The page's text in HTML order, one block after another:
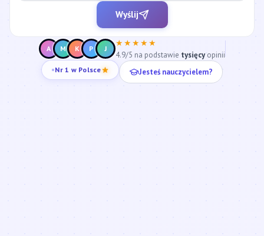
Wyślij
A M K P J
★★★★★
4.9/5 na podstawie tysięcyopinii
Nr 1 w Polsce Jesteś nauczycielem?